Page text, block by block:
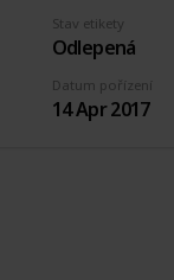
Stav etikety
Odlepená
Datum pořízení
14 Apr 2017